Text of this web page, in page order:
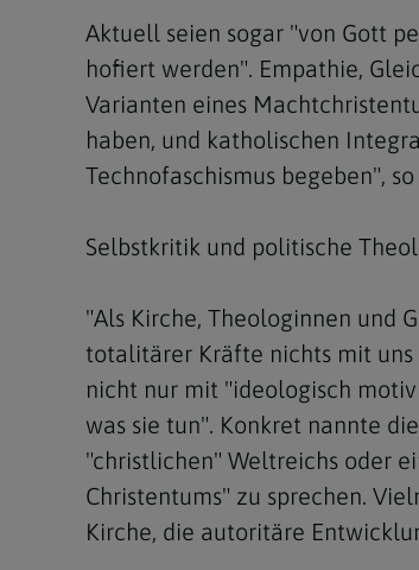
Aktuell seien sogar "von Gott
hofiert werden". Empathie,
Varianten eines
haben, und katholischen
Technofaschismus begeben",
Selbstkritik und politische
"Als Kirche, Theologinnen und
totalitärer Kräfte nichts mit uns
nicht nur mit "ideologisch
was sie tun". Konkret nannte
"christlichen" Weltreichs oder
Christentums" zu sprechen.
Kirche, die autoritäre